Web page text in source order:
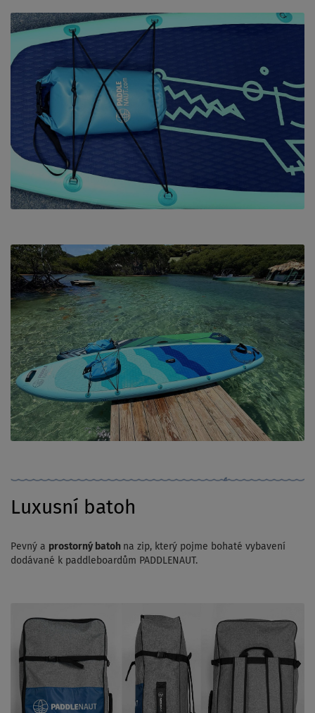
Luxusní batoh
Pevný a prostorný batoh na zip, který pojme bohaté vybavení
dodávané k paddleboardům PADDLENAUT.